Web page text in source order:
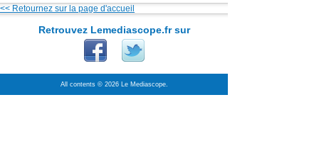
<< Retournez sur la page d'accueil
Retrouvez Lemediascope.fr sur
All contents © 2026 Le Mediascope.